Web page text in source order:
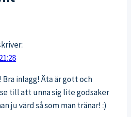
Bra inlägg! Äta är gott och
till att unna sig lite godsaker
ju värd så som man tränar! :)